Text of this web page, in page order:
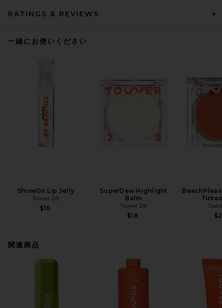
RATINGS & REVIEWS
一緒にお使いください
ShineOn Lip Jelly
Tower 28
$16
SuperDew Highlight
Balm
Tower 28
$18
関連商品